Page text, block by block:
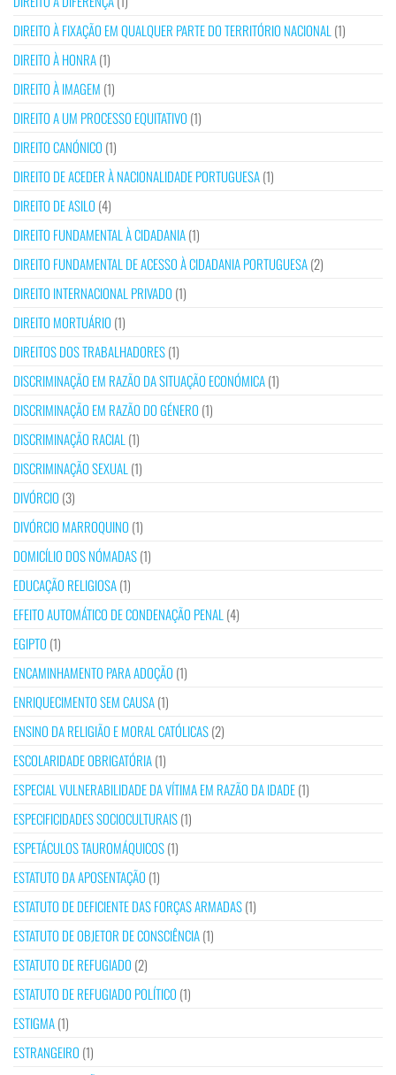
DIREITO À FIXAÇÃO EM QUALQUER PARTE DO TERRITÓRIO NACIONAL (1)
DIREITO À HONRA(1)
DIREITO À IMAGEM (1)
DIREITO A UM PROCESSO EQUITATIVO (1)
DIREITO CANÓNICO (1)
DIREITO DE ACEDER À NACIONALIDADE PORTUGUESA(1)
DIREITO DE ASILO (4)
DIREITO FUNDAMENTAL À CIDADANIA(1)
DIREITO FUNDAMENTAL DE ACESSO À CIDADANIA PORTUGUESA(2)
DIREITO INTERNACIONAL PRIVADO (1)
DIREITO MORTUÁRIO (1)
DIREITOS DOS TRABALHADORES(1)
DISCRIMINAÇÃO EM RAZÃO DA SITUAÇÃO ECONÓMICA(1)
DISCRIMINAÇÃO EM RAZÃO DO GÉNERO (1)
DISCRIMINAÇÃO RACIAL (1)
DISCRIMINAÇÃO SEXUAL (1)
DIVÓRCIO (3)
DIVÓRCIO MARROQUINO (1)
DOMICÍLIO DOS NÓMADAS(1)
EDUCAÇÃO RELIGIOSA(1)
EFEITO AUTOMÁTICO DE CONDENAÇÃO PENAL (4)
EGIPTO (1)
ENCAMINHAMENTO PARA ADOÇÃO (1)
ENRIQUECIMENTO SEM CAUSA(1)
ENSINO DA RELIGIÃO E MORAL CATÓLICAS(2)
ESCOLARIDADE OBRIGATÓRIA(1)
ESPECIAL VULNERABILIDADE DA VÍTIMA EM RAZÃO DA IDADE(1)
ESPECIFICIDADES SOCIOCULTURAIS(1)
ESPETÁCULOS TAUROMÁQUICOS(1)
ESTATUTO DA APOSENTAÇÃO (1)
ESTATUTO DE DEFICIENTE DAS FORÇAS ARMADAS(1)
ESTATUTO DE OBJETOR DE CONSCIÊNCIA(1)
ESTATUTO DE REFUGIADO (2)
ESTATUTO DE REFUGIADO POLÍTICO (1)
ESTIGMA(1)
ESTRANGEIRO (1)